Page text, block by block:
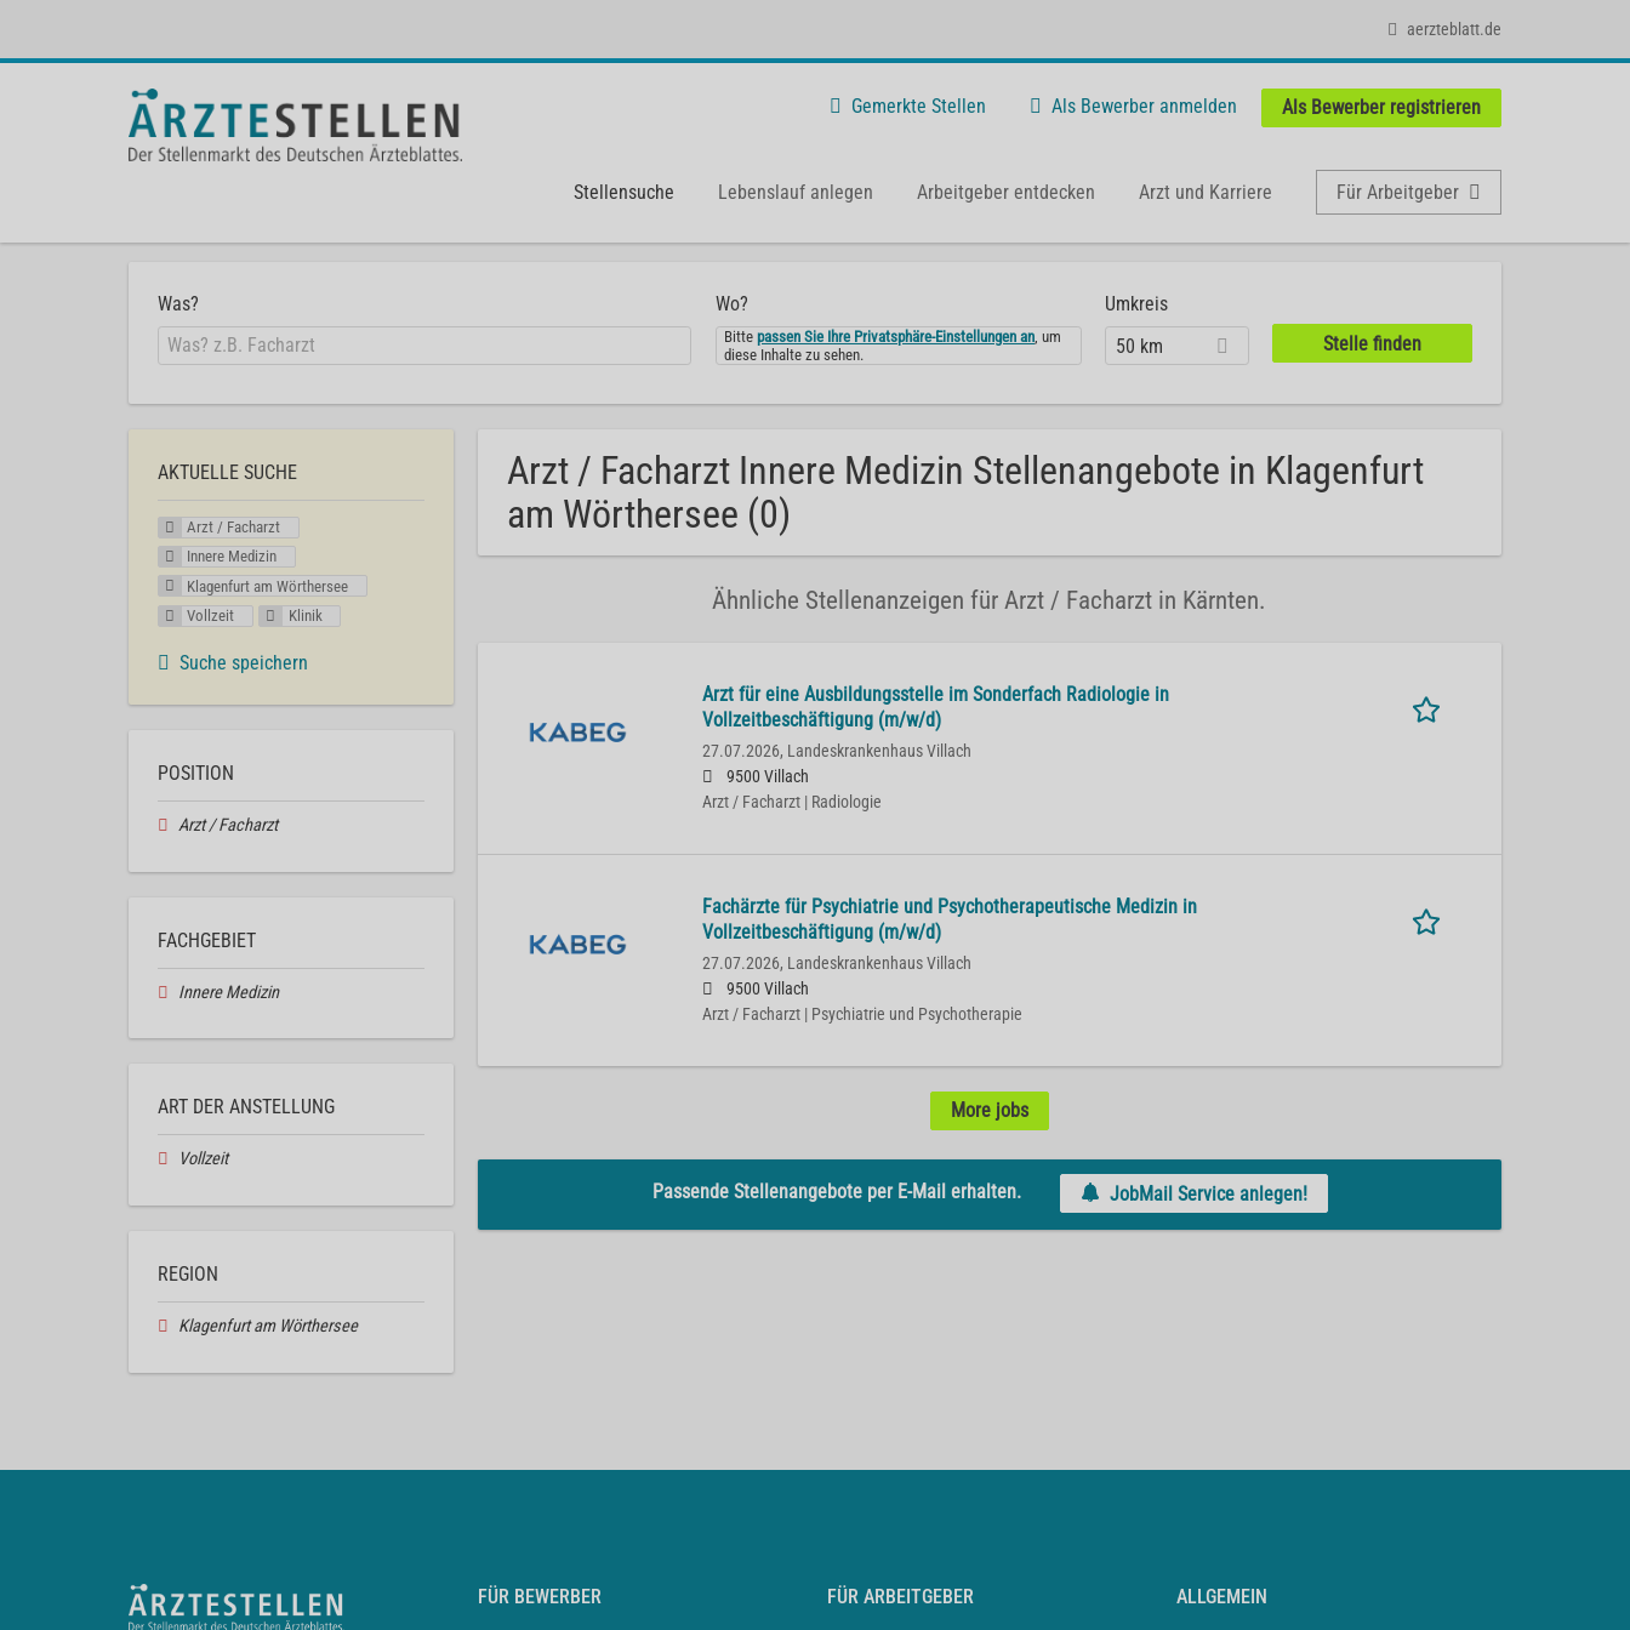
aerzteblatt.de
Gemerkte Stellen Als Bewerber anmelden Als Bewerber registrieren
Stellensuche Lebenslauf anlegen Arbeitgeber entdecken Arzt und Karriere Für Arbeitgeber
Was? Wo?
Bittepassen Sie Ihre Privatsphäre-Einstellungen an, um
diese Inhalte zu sehen.
Umkreis
50 km
Arzt / Facharzt Innere Medizin Stellenangebote in Klagenfurt
am Wörthersee (0)
Ähnliche Stellenanzeigen für Arzt / Facharzt in Kärnten.
Arzt für eine Ausbildungsstelle im Sonderfach Radiologie in
Vollzeitbeschäftigung (m/w/d)
27.07.2026, Landeskrankenhaus Villach
9500 Villach
Arzt / Facharzt | Radiologie
Fachärzte für Psychiatrie und Psychotherapeutische Medizin in
Vollzeitbeschäftigung (m/w/d)
27.07.2026, Landeskrankenhaus Villach
9500 Villach
Arzt / Facharzt | Psychiatrie und Psychotherapie
More jobs
Passende Stellenangebote per E-Mail erhalten. JobMail Service anlegen!
AKTUELLE SUCHE
Arzt / Facharzt
Innere Medizin
Klagenfurt am Wörthersee
Vollzeit
Klinik
Suche speichern
POSITION
Arzt / Facharzt
FACHGEBIET
Innere Medizin
ART DER ANSTELLUNG
Vollzeit
REGION
Klagenfurt am Wörthersee
FÜR BEWERBER FÜR ARBEITGEBER ALLGEMEIN